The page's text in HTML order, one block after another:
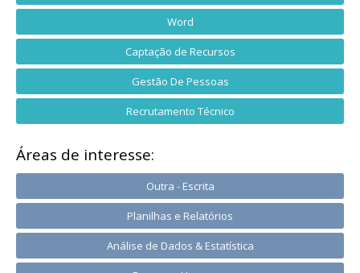
Word
Captação de Recursos
Gestão De Pessoas
Recrutamento Técnico
Áreas de interesse:
Outra - Escrita
Planilhas e Relatórios
Análise de Dados & Estatística